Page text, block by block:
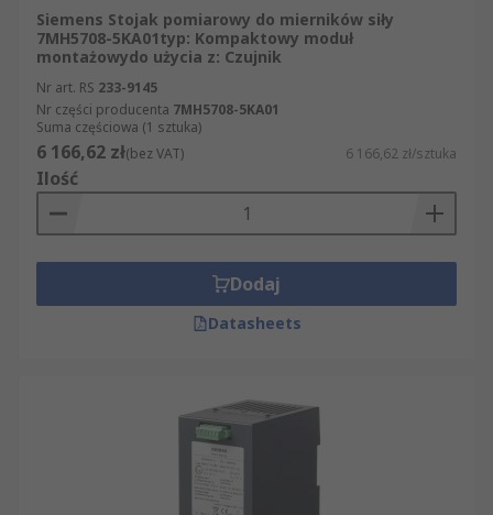
Siemens Stojak pomiarowy do mierników siły
7MH5708-5KA01typ: Kompaktowy moduł
montażowydo użycia z: Czujnik
Nr art. RS 233-9145
Nr części producenta 7MH5708-5KA01
Suma częściowa (1 sztuka)
6 166,62 zł(bez VAT) 6 166,62 zł/sztuka
Ilość
Dodaj
Datasheets